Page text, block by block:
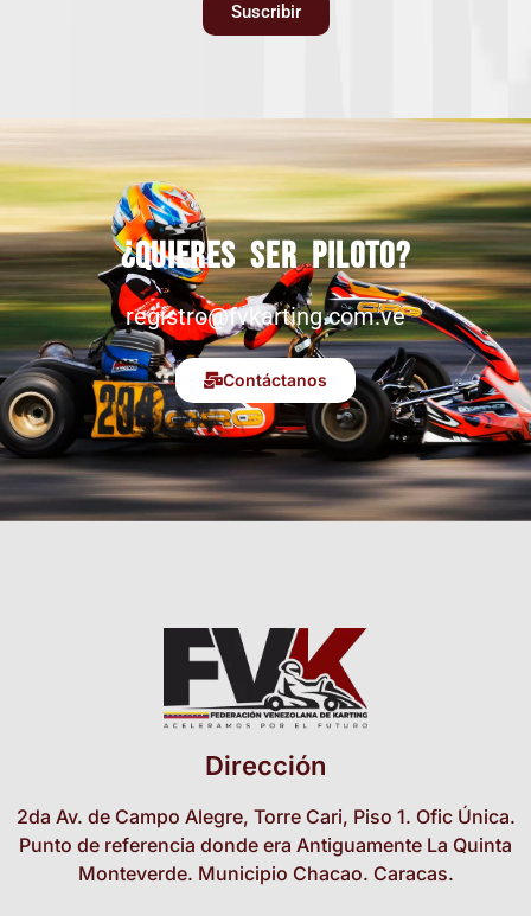
Suscribir
¿Quieres ser piloto?
registro@fvkarting.com.ve
Contáctanos
Dirección
2da Av. de Campo Alegre, Torre Cari, Piso 1. Ofic Única.
Punto de referencia donde era Antiguamente La Quinta
Monteverde. Municipio Chacao. Caracas.